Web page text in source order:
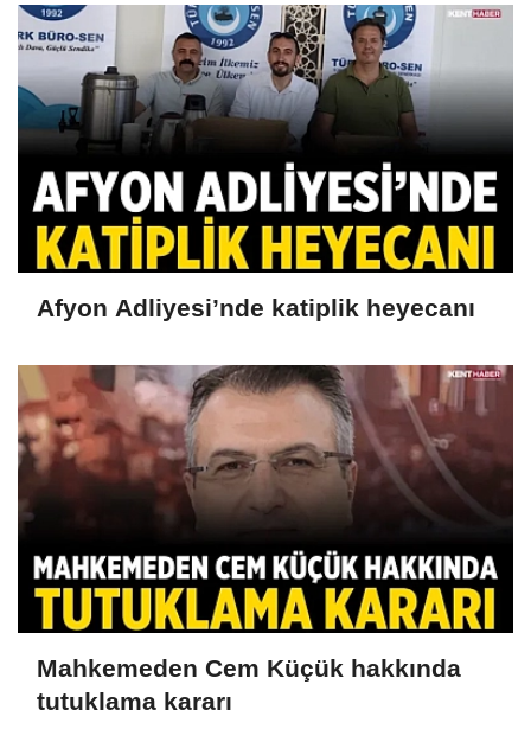
Afyon Adliyesi’nde katiplik heyecanı
Mahkemeden Cem Küçük hakkında
tutuklama kararı